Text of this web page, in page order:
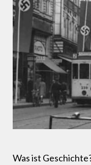
Was ist